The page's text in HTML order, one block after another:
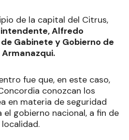
de la capital del Citrus,
Alfredo
Gabinete y Gobierno de
fue que, en este caso,
conozcan los
en materia de seguridad
gobierno nacional, a fin de